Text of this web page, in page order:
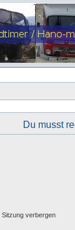
Du musst
Sitzung verbergen